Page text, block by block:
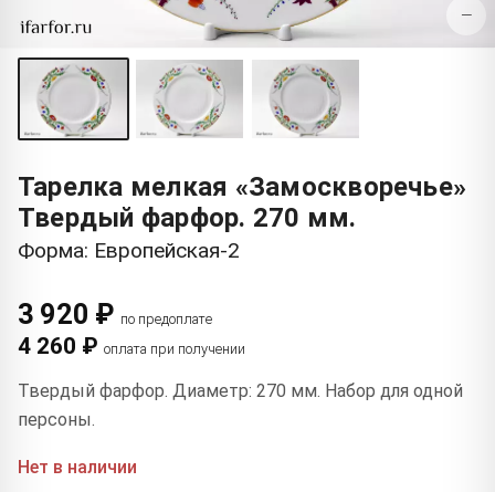
−
Тарелка мелкая «Замоскворечье»
Твердый фарфор. 270 мм.
Форма: Европейская-2
3 920 ₽ по предоплате
4 260 ₽ оплата при получении
Твердый фарфор. Диаметр: 270 мм. Набор для одной
персоны.
Нет в наличии